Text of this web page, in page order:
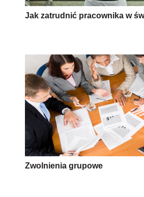
Jak zatrudnić pracownika w
Zwolnienia grupowe